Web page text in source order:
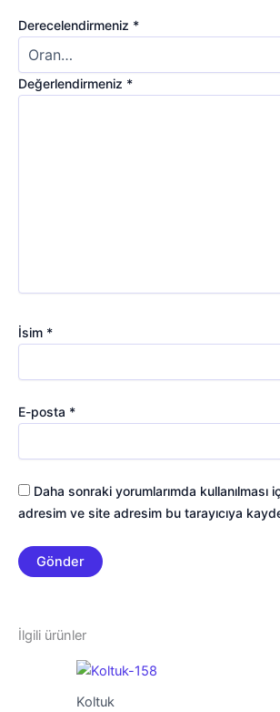
Derecelendirmeniz *
Değerlendirmeniz *
İsim *
E-posta *
Daha sonraki yorumlarımda kullanılması
adresim ve site adresim bu tarayıcıya
İlgili ürünler
Koltuk